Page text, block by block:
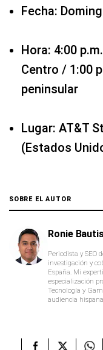
Fecha:
Hora: 4:00
Centro / 1:00
peninsular
Lugar: AT&T
(Estados
SOBRE EL AUTOR
Ronie
Periodista y SEO
investigación y
España. Mi
especialización
Tecnología y
audiencia